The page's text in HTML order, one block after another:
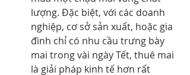
lượng. Đặc biệt, với các doanh
nghiệp, cơ sở sản xuất, hoặc gia
đình chỉ có nhu cầu trưng bày
mai trong vài ngày Tết, thuê mai
là giải pháp kinh tế hơn rất